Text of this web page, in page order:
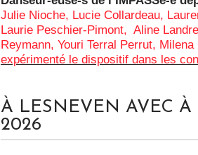
Julie Nioche, Lucie Collardeau,
Laurie Peschier-Pimont, Aline
Reymann, Youri Terral Perrut,
expérimenté le dispositif dans les
À LESNEVEN AVEC
2026